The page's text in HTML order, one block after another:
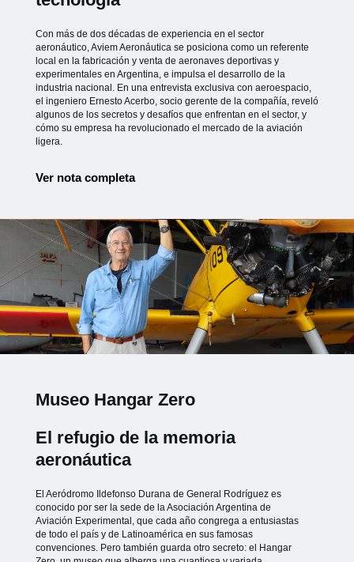
Con más de dos décadas de experiencia en el sector
aeronáutico, Aviem Aeronáutica se posiciona como un referente
local en la fabricación y venta de aeronaves deportivas y
experimentales en Argentina, e impulsa el desarrollo de la
industria nacional. En una entrevista exclusiva con aeroespacio,
el ingeniero Ernesto Acerbo, socio gerente de la compañía, reveló
algunos de los secretos y desafíos que enfrentan en el sector, y
cómo su empresa ha revolucionado el mercado de la aviación
ligera.
Ver nota completa
Museo Hangar Zero
El refugio de la memoria
aeronáutica
El Aeródromo Ildefonso Durana de General Rodríguez es
conocido por ser la sede de la Asociación Argentina de
Aviación Experimental, que cada año congrega a entusiastas
de todo el país y de Latinoamérica en sus famosas
convenciones. Pero también guarda otro secreto: el Hangar